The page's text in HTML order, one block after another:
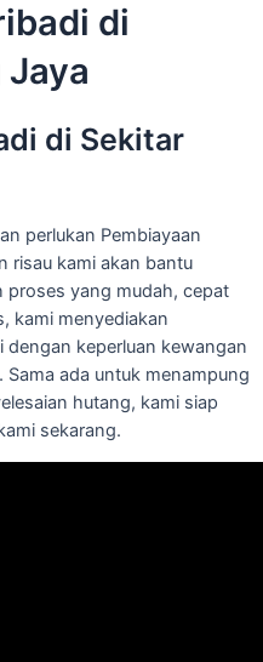
di
di Sekitar
perlukan Pembiayaan
risau kami akan bantu
proses yang mudah, cepat
kami menyediakan
dengan keperluan kewangan
ada untuk menampung
hutang, kami siap
sekarang.